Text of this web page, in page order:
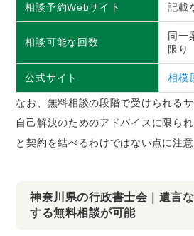
相談予約Webサイト 記載
相談可能な回数
同一
限り
公式サイト 相模
なお、無料相談の段階で受けられる
自己解決のためのアドバイスに限ら
と契約を結べるわけではない点に注意
神奈川県の行政書士会｜遺言
する無料相談が可能